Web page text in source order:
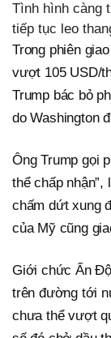
Tình hình càng
tiếp tục leo
Trong phiên
vượt 105 USD/
Trump bác bỏ
do Washington
Ông Trump gọi
thể chấp
chấm dứt xung
của Mỹ cũng
Giới chức Ấn
trên đường tới
chưa thể vượt